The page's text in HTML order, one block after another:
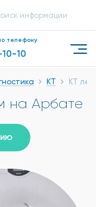
телефону
10
КТ КТ
на Арбате